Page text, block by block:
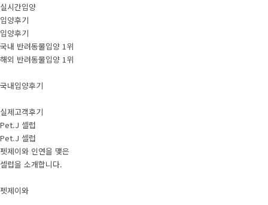
실시간입양
입양후기
입양후기
국내 반려동물입양 1위
해외 반려동물입양 1위
국내입양후기
실제고객후기
Pet.J 셀럽
Pet.J 셀럽
펫제이와 인연을 맺은
셀럽을 소개합니다.
펫제이와